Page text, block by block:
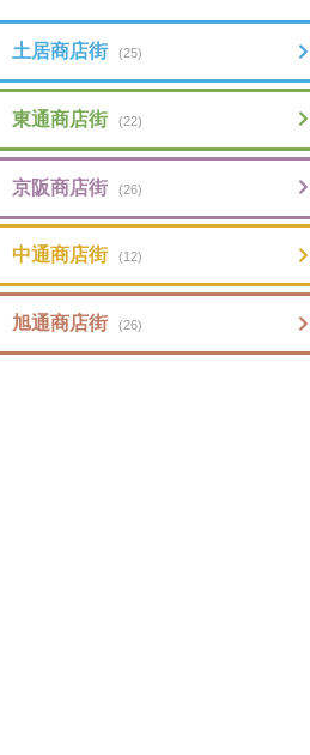
土居商店街 (25)
東通商店街 (22)
京阪商店街 (26)
中通商店街 (12)
旭通商店街 (26)